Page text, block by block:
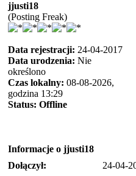
jjusti18
(Posting Freak)
Data rejestracji: 24-04-2017
Data urodzenia: Nie
określono
Czas lokalny: 08-08-2026,
godzina 13:29
Status: Offline
Informacje o jjusti18
Dołączył:
24-04-